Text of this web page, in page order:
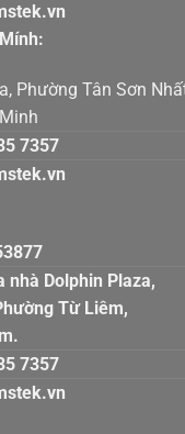
Hòa, Phường
7357
Tòa nhà
Phường Từ
7357